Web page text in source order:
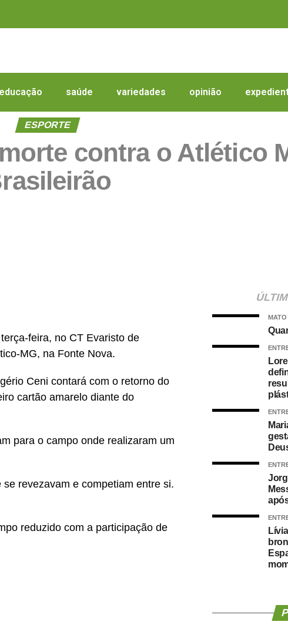
educação saúde variedades opinião
ESPORTE
contra o Atlético
feira, no CT Evaristo de
MG, na Fonte Nova.
Ceni contará com o retorno do
cartão amarelo diante do
para o campo onde realizaram um
revezavam e competiam entre si.
reduzido com a participação de
MATO